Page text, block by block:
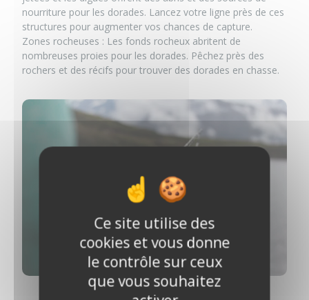
nourriture pour les dorades. Lancez votre ligne près de ces
structures pour augmenter vos chances de capture.
Zones rocheuses : Les fonds rocheux abritent de
nombreuses proies pour les dorades. Pêchez près des
rochers et des récifs pour trouver des dorades en chasse.
Ce site utilise des
cookies et vous donne
le contrôle sur ceux
que vous souhaitez